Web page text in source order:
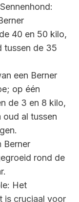
40 en 50 kilo,
tussen de 35
een Berner
op één
de 3 en 8 kilo,
al tussen
Berner
rond de
Het
is cruciaal voor